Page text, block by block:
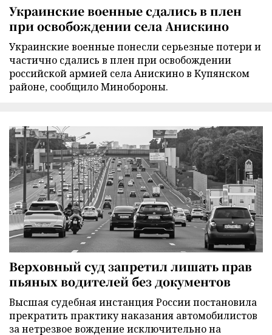
Украинские военные сдались в плен
при освобождении села Анискино
Украинские военные понесли серьезные потери и
частично сдались в плен при освобождении
российской армией села Анискино в Купянском
районе, сообщило Минобороны.
Верховный суд запретил лишать прав
пьяных водителей без документов
Высшая судебная инстанция России постановила
прекратить практику наказания автомобилистов
за нетрезвое вождение исключительно на